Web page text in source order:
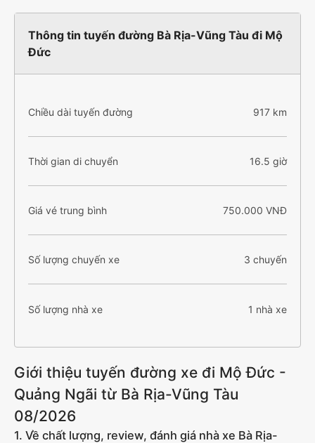
Thông tin tuyến đường Bà Rịa-Vũng Tàu đi Mộ
Đức
Chiều dài tuyến đường 917 km
Thời gian di chuyển 16.5 giờ
Giá vé trung bình 750.000 VNĐ
Số lượng chuyến xe 3 chuyến
Số lượng nhà xe 1 nhà xe
Giới thiệu tuyến đường xe đi Mộ Đức -
Quảng Ngãi từ Bà Rịa-Vũng Tàu
08/2026
1. Về chất lượng, review, đánh giá nhà xe Bà Rịa-